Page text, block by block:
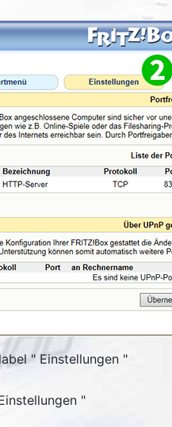
" Einstellungen"
"